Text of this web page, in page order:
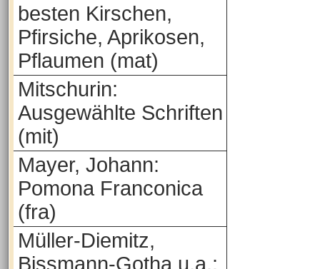
besten Kirschen,
Pfirsiche, Aprikosen,
Pflaumen (mat)
Mitschurin:
Ausgewählte Schriften
(mit)
Mayer, Johann:
Pomona Franconica
(fra)
Müller-Diemitz,
Bissmann-Gotha u.a.: